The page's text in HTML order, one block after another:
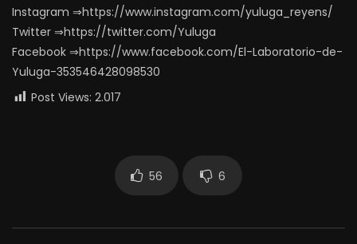
Instagram ⇒https://www.instagram.com/yuluga_reyens/
Twitter ⇒https://twitter.com/Yuluga
Facebook ⇒https://www.facebook.com/El-Laboratorio-de-
Yuluga-353546428098530
Post Views: 2.017
56 6